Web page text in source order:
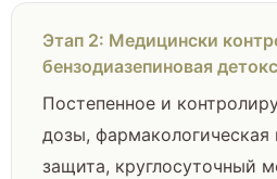
Этап 2: Медицински
бензодиазепиновая
Постепенное и
дозы, фармакологическая
защита, круглосуточный